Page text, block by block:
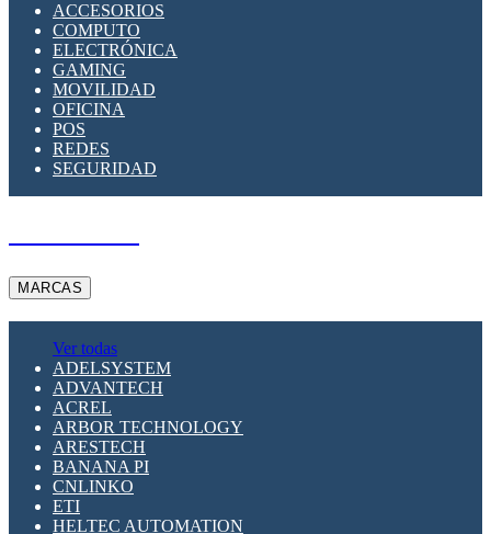
SUPRESOR DE TRANSIENTES SPDS PARA
APLICACIONES FOTOVOLTAICAS
ACCESORIOS
COMPUTO
ELECTRÓNICA
GAMING
MOVILIDAD
OFICINA
POS
REDES
SEGURIDAD
MARCAS
Ver todas
ADELSYSTEM
ADVANTECH
ACREL
ARBOR TECHNOLOGY
ARESTECH
BANANA PI
CNLINKO
ETI
HELTEC AUTOMATION